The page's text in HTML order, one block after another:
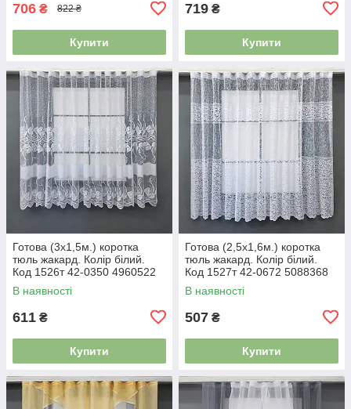
706 ₴ 822 ₴
Купити
719 ₴
Купити
Готова (3х1,5м.) коротка
тюль жакард. Колір білий.
Код 1526т 42-0350 4960522
В наявності
611 ₴
Купити
Готова (2,5х1,6м.) коротка
тюль жакард. Колір білий.
Код 1527т 42-0672 5088368
В наявності
507 ₴
Купити